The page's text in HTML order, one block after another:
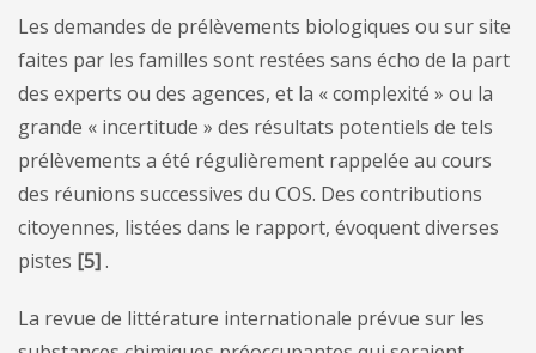
Les demandes de prélèvements biologiques ou sur site
faites par les familles sont restées sans écho de la part
des experts ou des agences, et la « complexité » ou la
grande « incertitude » des résultats potentiels de tels
prélèvements a été régulièrement rappelée au cours
des réunions successives du COS. Des contributions
citoyennes, listées dans le rapport, évoquent diverses
pistes [5].
La revue de littérature internationale prévue sur les